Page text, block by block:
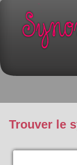
Trouver le